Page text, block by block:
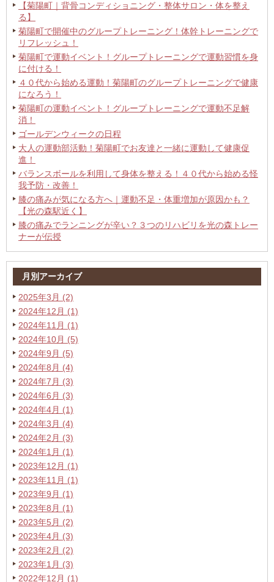
【菊陽町｜背骨コンディショニング・整体サロン・体を整え
る】
菊陽町で開催中のグループトレーニング！体幹トレーニングで
リフレッシュ！
菊陽町で運動イベント！グループトレーニングで運動習慣を身
に付ける！
４０代から始める運動！菊陽町のグループトレーニングで健康
になろう！
菊陽町の運動イベント！グループトレーニングで運動不足解
消！
ゴールデンウィークの日程
大人の運動部活動！菊陽町でお友達と一緒に運動して健康促
進！
バランスボールを利用して身体を整える！４０代から始める怪
我予防・改善！
膝の痛みが気になる方へ｜運動不足・体重増加が原因かも？
【光の森駅近く】
膝の痛みでランニングが辛い？３つのリハビリを光の森トレー
ナーが伝授
月別アーカイブ
2025年3月 (2)
2024年12月 (1)
2024年11月 (1)
2024年10月 (5)
2024年9月 (5)
2024年8月 (4)
2024年7月 (3)
2024年6月 (3)
2024年4月 (1)
2024年3月 (4)
2024年2月 (3)
2024年1月 (1)
2023年12月 (1)
2023年11月 (1)
2023年9月 (1)
2023年8月 (1)
2023年5月 (2)
2023年4月 (3)
2023年2月 (2)
2023年1月 (3)
2022年12月 (1)